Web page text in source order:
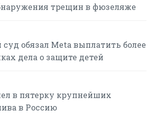
трещин в фюзеляже
обязал Meta выплатить более
дела о защите детей
в пятерку крупнейших
в Россию